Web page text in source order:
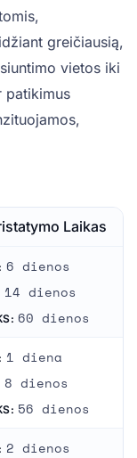
greičiausią,
vietos iki
patikimus
Laikas
6 dienos
14 dienos
60 dienos
1 diena
8 dienos
56 dienos
2 dienos